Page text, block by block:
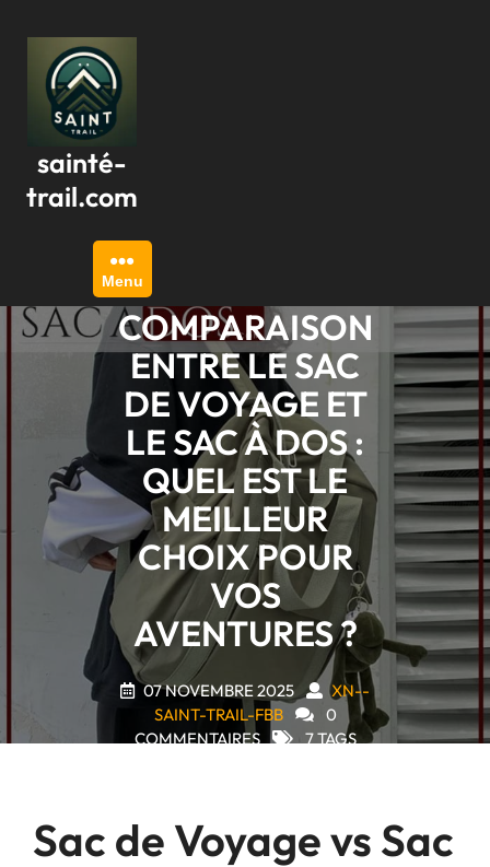
contenu
sainté-
trail.com
Menu
COMPARAISON
ENTRE LE SAC
DE VOYAGE ET
LE SAC À DOS :
QUEL EST LE
MEILLEUR
CHOIX POUR
VOS
AVENTURES ?
07 NOVEMBRE 2025
XN--
SAINT-TRAIL-FBB
0
COMMENTAIRES
7 TAGS
Sac de Voyage vs Sac